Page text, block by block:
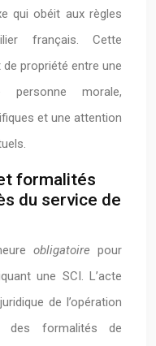
qui obéit aux règles
français. Cette
propriété entre une
morale,
et une attention
formalités
du service de
obligatoire pour
une SCI. L’acte
de l’opération
des formalités de